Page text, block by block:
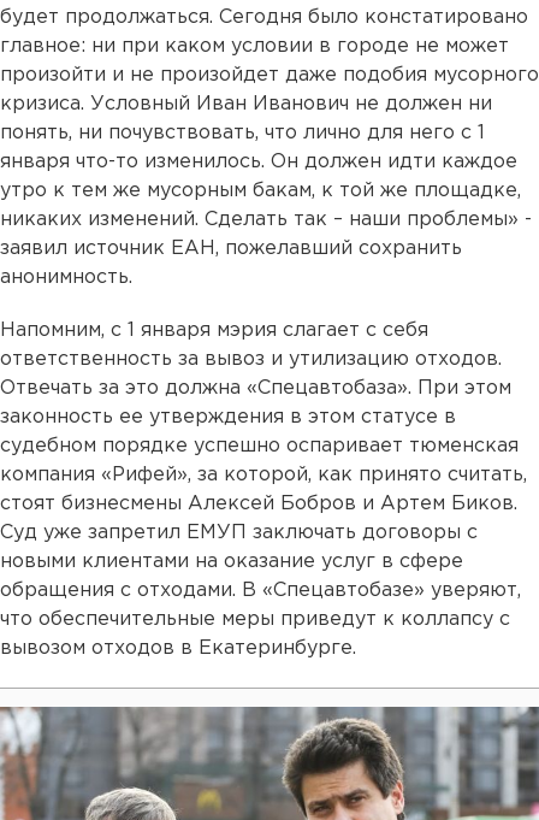
будет продолжаться. Сегодня было констатировано
главное: ни при каком условии в городе не может
произойти и не произойдет даже подобия мусорного
кризиса. Условный Иван Иванович не должен ни
понять, ни почувствовать, что лично для него с 1
января что-то изменилось. Он должен идти каждое
утро к тем же мусорным бакам, к той же площадке,
никаких изменений. Сделать так – наши проблемы» -
заявил источник ЕАН, пожелавший сохранить
анонимность.
Напомним, с 1 января мэрия слагает с себя
ответственность за вывоз и утилизацию отходов.
Отвечать за это должна «Спецавтобаза». При этом
законность ее утверждения в этом статусе в
судебном порядке успешно оспаривает тюменская
компания «Рифей», за которой, как принято считать,
стоят бизнесмены Алексей Бобров и Артем Биков.
Суд уже запретил ЕМУП заключать договоры с
новыми клиентами на оказание услуг в сфере
обращения с отходами. В «Спецавтобазе» уверяют,
что обеспечительные меры приведут к коллапсу с
вывозом отходов в Екатеринбурге.